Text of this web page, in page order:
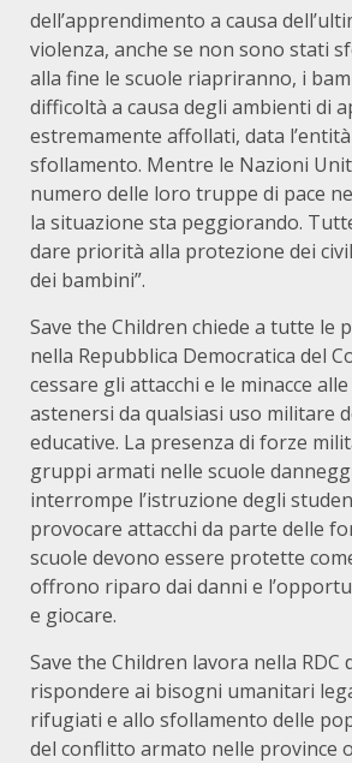
dell’apprendimento a causa
violenza, anche se non sono stati
alla fine le scuole riapriranno, i
difficoltà a causa degli ambienti di
estremamente affollati, data
sfollamento. Mentre le Nazioni
numero delle loro truppe di pace
la situazione sta peggiorando.
dare priorità alla protezione dei
dei bambini”.
Save the Children chiede a tutte le
nella Repubblica Democratica del
cessare gli attacchi e le minacce
astenersi da qualsiasi uso militare
educative. La presenza di forze
gruppi armati nelle scuole
interrompe l’istruzione degli
provocare attacchi da parte delle
scuole devono essere protette
offrono riparo dai danni e
e giocare.
Save the Children lavora nella RDC
rispondere ai bisogni umanitari
rifugiati e allo sfollamento delle
del conflitto armato nelle province